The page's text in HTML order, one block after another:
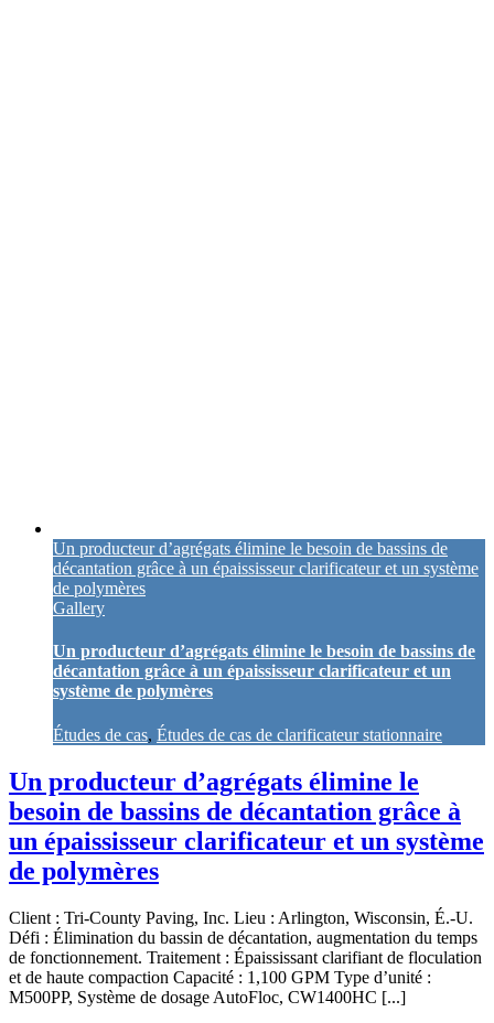
Un producteur d’agrégats élimine le besoin de bassins de
décantation grâce à un épaississeur clarificateur et un système
de polymères
Gallery
Un producteur d’agrégats élimine le besoin de bassins de
décantation grâce à un épaississeur clarificateur et un
système de polymères
Études de cas, Études de cas de clarificateur stationnaire
Un producteur d’agrégats élimine le
besoin de bassins de décantation grâce à
un épaississeur clarificateur et un système
de polymères
Client : Tri-County Paving, Inc. Lieu : Arlington, Wisconsin, É.-U.
Défi : Élimination du bassin de décantation, augmentation du temps
de fonctionnement. Traitement : Épaississant clarifiant de floculation
et de haute compaction Capacité : 1,100 GPM Type d’unité :
M500PP, Système de dosage AutoFloc, CW1400HC [...]